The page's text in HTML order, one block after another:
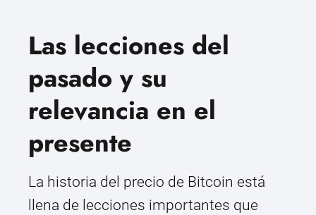
Las lecciones del
pasado y su
relevancia en el
presente
La historia del precio de Bitcoin está
llena de lecciones importantes que